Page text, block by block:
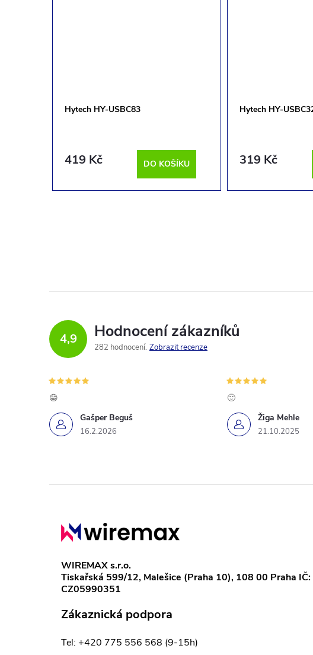
Hytech HY-USBC83
419 Kč DO KOŠÍKU
Hytech HY-
319 Kč
4,9 Hodnocení zákazníků
282 hodnocení Zobrazit recenze
Gašper Beguš
16.2.2026
😁
Žiga Mehle
21.10.2025
🙂
WIREMAX s.r.o.
Tiskařská 599/12, Malešice (Praha 10), 108 00 Praha
CZ05990351
Zákaznická podpora
Tel: +420 775 556 568 (9-15h)